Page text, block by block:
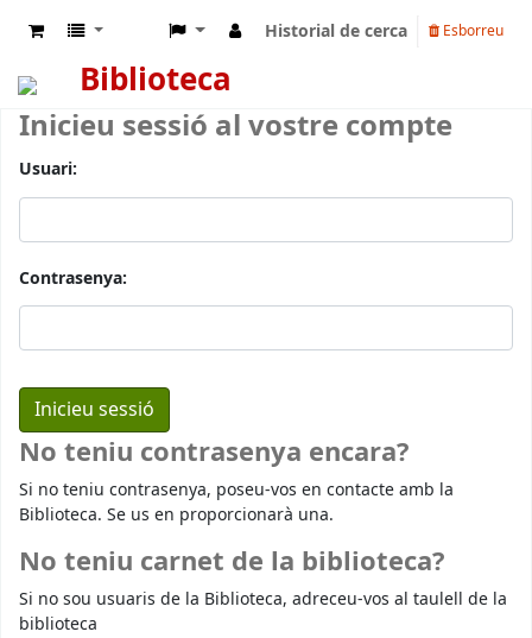
Historial de cerca Esborreu
Biblioteca
Inicieu sessió al vostre compte
Usuari:
Contrasenya:
No teniu contrasenya encara?
Si no teniu contrasenya, poseu-vos en contacte amb la
Biblioteca. Se us en proporcionarà una.
No teniu carnet de la biblioteca?
Si no sou usuaris de la Biblioteca, adreceu-vos al taulell de la
biblioteca